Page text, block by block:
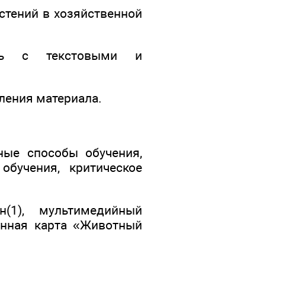
в хозяйственной
с текстовыми и
материала.
способы обучения,
критическое
мультимедийный
карта «Животный